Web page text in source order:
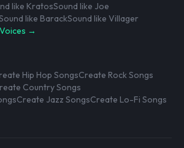
like KratosSound like Joe
like BarackSound like Villager
→
Hip Hop SongsCreate Rock Songs
Country Songs
Create Jazz SongsCreate Lo-Fi Songs